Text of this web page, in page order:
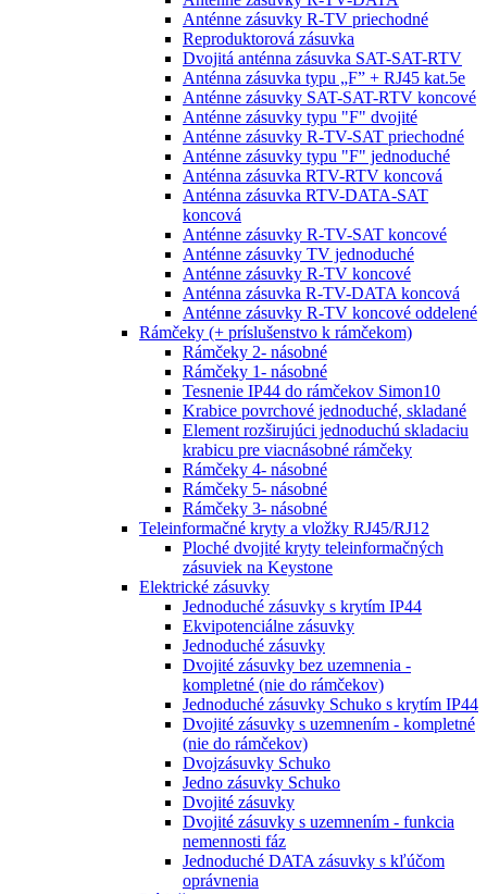
Anténne zásuvky R-TV priechodné
Reproduktorová zásuvka
Dvojitá anténna zásuvka SAT-SAT-RTV
Anténna zásuvka typu „F” + RJ45 kat.5e
Anténne zásuvky SAT-SAT-RTV koncové
Anténne zásuvky typu "F" dvojité
Anténne zásuvky R-TV-SAT priechodné
Anténne zásuvky typu "F" jednoduché
Anténna zásuvka RTV-RTV koncová
Anténna zásuvka RTV-DATA-SAT
koncová
Anténne zásuvky R-TV-SAT koncové
Anténne zásuvky TV jednoduché
Anténne zásuvky R-TV koncové
Anténna zásuvka R-TV-DATA koncová
Anténne zásuvky R-TV koncové oddelené
Rámčeky (+ príslušenstvo k rámčekom)
Rámčeky 2- násobné
Rámčeky 1- násobné
Tesnenie IP44 do rámčekov Simon10
Krabice povrchové jednoduché, skladané
Element rozširujúci jednoduchú skladaciu
krabicu pre viacnásobné rámčeky
Rámčeky 4- násobné
Rámčeky 5- násobné
Rámčeky 3- násobné
Teleinformačné kryty a vložky RJ45/RJ12
Ploché dvojité kryty teleinformačných
zásuviek na Keystone
Elektrické zásuvky
Jednoduché zásuvky s krytím IP44
Ekvipotenciálne zásuvky
Jednoduché zásuvky
Dvojité zásuvky bez uzemnenia -
kompletné (nie do rámčekov)
Jednoduché zásuvky Schuko s krytím IP44
Dvojité zásuvky s uzemnením - kompletné
(nie do rámčekov)
Dvojzásuvky Schuko
Jedno zásuvky Schuko
Dvojité zásuvky
Dvojité zásuvky s uzemnením - funkcia
nemennosti fáz
Jednoduché DATA zásuvky s kľúčom
oprávnenia